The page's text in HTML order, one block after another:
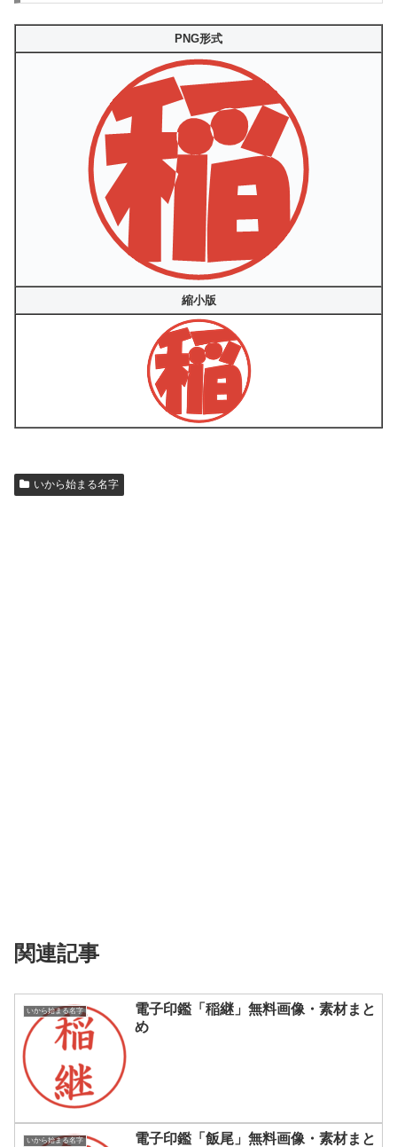
PNG形式
縮小版
いから始まる名字
関連記事
いから始まる名字
電子印鑑「稲継」無料画像・素材まと
め
いから始まる名字
電子印鑑「飯尾」無料画像・素材まと